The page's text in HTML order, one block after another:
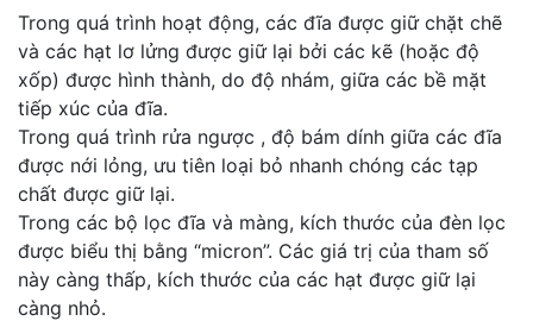
Trong quá trình hoạt động, các đĩa được giữ chặt chẽ
và các hạt lơ lửng được giữ lại bởi các kẽ (hoặc độ
xốp) được hình thành, do độ nhám, giữa các bề mặt
tiếp xúc của đĩa.
Trong quá trình rửa ngược , độ bám dính giữa các đĩa
được nới lỏng, ưu tiên loại bỏ nhanh chóng các tạp
chất được giữ lại.
Trong các bộ lọc đĩa và màng, kích thước của đèn lọc
được biểu thị bằng “micron”. Các giá trị của tham số
này càng thấp, kích thước của các hạt được giữ lại
càng nhỏ.